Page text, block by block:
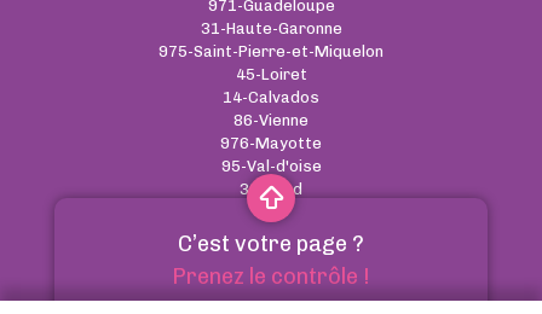
C’est votre page ?
Prenez le contrôle !
971-Guadeloupe
31-Haute-Garonne
975-Saint-Pierre-et-Miquelon
45-Loiret
14-Calvados
86-Vienne
976-Mayotte
95-Val-d'oise
30-Gard
RGPD -Contact
Annuaire des pharmacies - Tous droits réservés